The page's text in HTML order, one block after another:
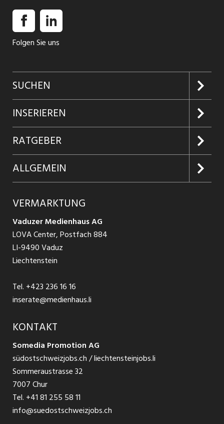
Folgen Sie uns
SUCHEN
Jobs suchen
Jobabo
Firmen entdecken
Jobs in Graubünden
Jobs in St. Gallen
Jobs in Glarus
Jobs in der Südostschweiz
Temporär Jobs
Teilzeit Jobs
Praktikum
INSERIEREN
Kundenlogin
Inserieren
Produkte
Schnittstelle
RATGEBER
Glossar
Ratgeber Bewerbung / Rekrutierung
ALLGEMEIN
AGB
Datenschutzbestimmungen
Nutzungsbedingungen
Impressum
VERMARKTUNG
Vaduzer Medienhaus AG
LOVA Center, Postfach 884
LI-9490 Vaduz
Liechtenstein
Tel. +423 236 16 16
inserate@medienhaus.li
KONTAKT
Somedia Promotion AG
südostschweizjobs.ch / liechtensteinjobs.li
Sommeraustrasse 32
7007 Chur
Tel. +41 81 255 58 11
info@suedostschweizjobs.ch